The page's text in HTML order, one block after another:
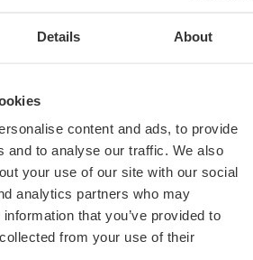
Details About
content and ads, to provide
and to analyse our traffic. We also
your use of our site with our social
analytics partners who may
that you’ve provided to
from your use of their
uitdagingen op het gebied van
omgevingen, specifiek
op de Noordzee, en het
haalbaarheid via on-board
basis voor een vervolgproject door
een plan of voorstel met meetbare